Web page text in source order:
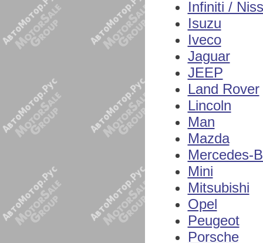
Infiniti /
Isuzu
Iveco
Jaguar
JEEP
Land Rover
Lincoln
Man
Mazda
Mercedes-
Mini
Mitsubishi
Opel
Peugeot
Porsche